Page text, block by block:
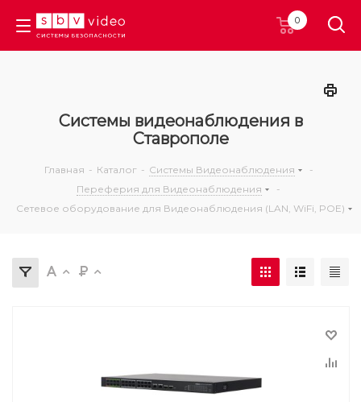
0
Системы видеонаблюдения в
Ставрополе
Главная - Каталог - Системы Видеонаблюдения
-
Переферия для Видеонаблюдения
-
Сетевое оборудование для Видеонаблюдения (LAN, WiFi, POE)